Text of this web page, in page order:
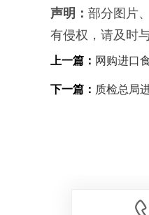
声明： 部分图片
有侵权，请及时
上一篇： 网购进口
下一篇： 质检总局